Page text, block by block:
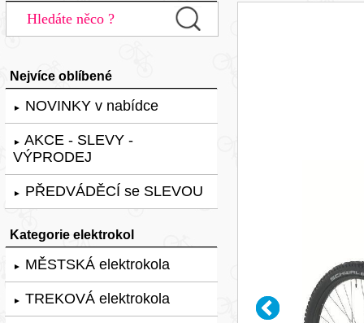
Nejvíce oblíbené
► NOVINKY v nabídce
► AKCE - SLEVY -
VÝPRODEJ
► PŘEDVÁDĚCÍ se SLEVOU
Kategorie elektrokol
► MĚSTSKÁ elektrokola
► TREKOVÁ elektrokola